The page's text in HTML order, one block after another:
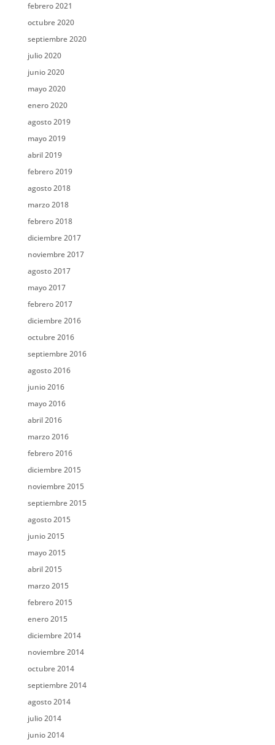
febrero 2021
octubre 2020
septiembre 2020
julio 2020
junio 2020
mayo 2020
enero 2020
agosto 2019
mayo 2019
abril 2019
febrero 2019
agosto 2018
marzo 2018
febrero 2018
diciembre 2017
noviembre 2017
agosto 2017
mayo 2017
febrero 2017
diciembre 2016
octubre 2016
septiembre 2016
agosto 2016
junio 2016
mayo 2016
abril 2016
marzo 2016
febrero 2016
diciembre 2015
noviembre 2015
septiembre 2015
agosto 2015
junio 2015
mayo 2015
abril 2015
marzo 2015
febrero 2015
enero 2015
diciembre 2014
noviembre 2014
octubre 2014
septiembre 2014
agosto 2014
julio 2014
junio 2014